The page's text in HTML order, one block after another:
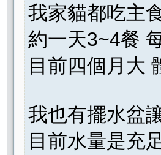
我家貓都吃主
約一天3~4餐
目前四個月大
我也有擺水盆
目前水量是充